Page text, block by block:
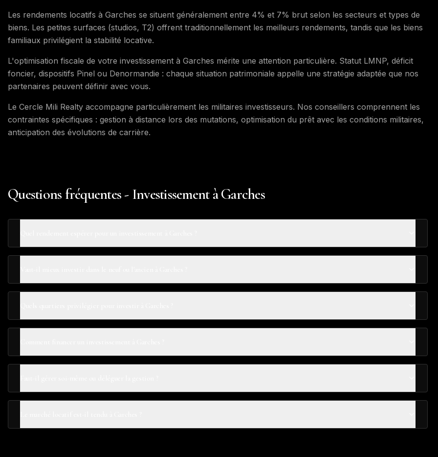
Les rendements locatifs à Garches se situent généralement entre 4% et 7% brut selon les secteurs et types de
biens. Les petites surfaces (studios, T2) offrent traditionnellement les meilleurs rendements, tandis que les biens
familiaux privilégient la stabilité locative.
L'optimisation fiscale de votre investissement à Garches mérite une attention particulière. Statut LMNP, déficit
foncier, dispositifs Pinel ou Denormandie : chaque situation patrimoniale appelle une stratégie adaptée que nos
partenaires peuvent définir avec vous.
Le Cercle Mili Realty accompagne particulièrement les militaires investisseurs. Nos conseillers comprennent les
contraintes spécifiques : gestion à distance lors des mutations, optimisation du prêt avec les conditions militaires,
anticipation des évolutions de carrière.
Questions fréquentes - Investissement à Garches